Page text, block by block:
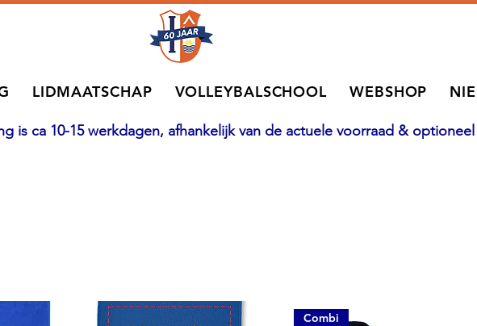
LIDMAATSCHAP VOLLEYBALSCHOOL WEBSHOP
is ca 10-15 werkdagen, afhankelijk van de actuele voorraad &
Combi